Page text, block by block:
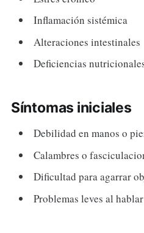
Inflamación sistémica
Alteraciones intestinales
Deficiencias
Síntomas iniciales
Debilidad en manos o
Calambres o
Dificultad para agarrar
Problemas leves al